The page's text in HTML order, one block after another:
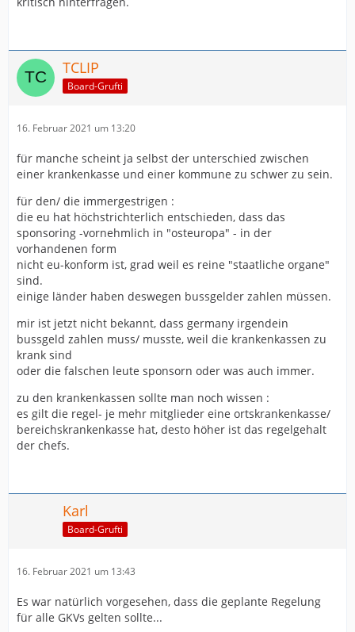
TCLIP
Board-Grufti
16. Februar 2021 um 13:20
für manche scheint ja selbst der unterschied zwischen
einer krankenkasse und einer kommune zu schwer zu sein.
für den/ die immergestrigen :
die eu hat höchstrichterlich entschieden, dass das
sponsoring -vornehmlich in "osteuropa" - in der
vorhandenen form
nicht eu-konform ist, grad weil es reine "staatliche organe"
sind.
einige länder haben deswegen bussgelder zahlen müssen.
mir ist jetzt nicht bekannt, dass germany irgendein
bussgeld zahlen muss/ musste, weil die krankenkassen zu
krank sind
oder die falschen leute sponsorn oder was auch immer.
zu den krankenkassen sollte man noch wissen :
es gilt die regel- je mehr mitglieder eine ortskrankenkasse/
bereichskrankenkasse hat, desto höher ist das regelgehalt
der chefs.
Karl
Board-Grufti
16. Februar 2021 um 13:43
Es war natürlich vorgesehen, dass die geplante Regelung
für alle GKVs gelten sollte...